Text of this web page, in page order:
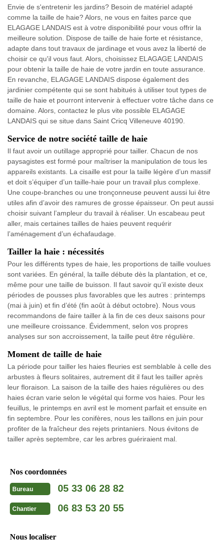
Envie de s'entretenir les jardins? Besoin de matériel adapté
comme la taille de haie? Alors, ne vous en faites parce que
ELAGAGE LANDAIS est à votre disponibilité pour vous offrir la
meilleure solution. Dispose de taille de haie forte et résistance,
adapte dans tout travaux de jardinage et vous avez la liberté de
choisir ce qu'il vous faut. Alors, choisissez ELAGAGE LANDAIS
pour obtenir la taille de haie de votre jardin en toute assurance.
En revanche, ELAGAGE LANDAIS dispose également des
jardinier compétente qui se sont habitués à utiliser tout types de
taille de haie et pourront intervenir à effectuer votre tâche dans ce
domaine. Alors, contactez le plus vite possible ELAGAGE
LANDAIS qui se situe dans Saint Cricq Villeneuve 40190.
Service de notre société taille de haie
Il faut avoir un outillage approprié pour tailler. Chacun de nos
paysagistes est formé pour maîtriser la manipulation de tous les
appareils existants. La cisaille est pour la taille légère d’un massif
et doit s’équiper d’un taille-haie pour un travail plus complexe.
Une coupe-branches ou une tronçonneuse peuvent aussi lui être
utiles afin d’avoir des ramures de grosse épaisseur. On peut aussi
choisir suivant l’ampleur du travail à réaliser. Un escabeau peut
aller, mais certaines tailles de haies peuvent requérir
l’aménagement d’un échafaudage.
Tailler la haie : nécessités
Pour les différents types de haie, les proportions de taille voulues
sont variées. En général, la taille débute dès la plantation, et ce,
même pour une taille de buisson. Il faut savoir qu’il existe deux
périodes de pousses plus favorables que les autres : printemps
(mai à juin) et fin d’été (fin août à début octobre). Nous vous
recommandons de faire tailler à la fin de ces deux saisons pour
une meilleure croissance. Évidemment, selon vos propres
analyses sur son accroissement, la taille peut être régulière.
Moment de taille de haie
La période pour tailler les haies fleuries est semblable à celle des
arbustes à fleurs solitaires, autrement dit il faut les tailler après
leur floraison. La saison de la taille des haies régulières ou des
haies écran varie selon le végétal qui forme vos haies. Pour les
feuillus, le printemps en avril est le moment parfait et ensuite en
fin septembre. Pour les conifères, nous les taillons en juin pour
profiter de la fraîcheur des rejets printaniers. Nous évitons de
tailler après septembre, car les arbres guériraient mal.
Nos coordonnées
Bureau 05 33 06 28 82
Chantier 06 83 53 20 55
Nous localiser